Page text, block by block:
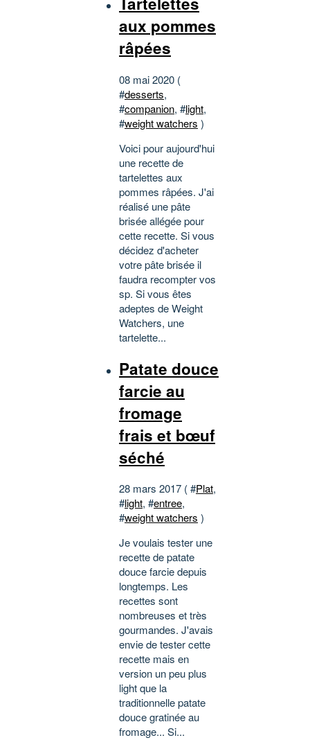
aux pommes
râpées
08 mai 2020 (
#desserts,
#companion, #light,
#weight watchers )
Voici pour aujourd'hui
une recette de
tartelettes aux
pommes râpées. J'ai
réalisé une pâte
brisée allégée pour
cette recette. Si vous
décidez d'acheter
votre pâte brisée il
faudra recompter vos
sp. Si vous êtes
adeptes de Weight
Watchers, une
tartelette...
Patate douce
farcie au
fromage
frais et bœuf
séché
28 mars 2017 ( #Plat,
#light, #entree,
#weight watchers )
Je voulais tester une
recette de patate
douce farcie depuis
longtemps. Les
recettes sont
nombreuses et très
gourmandes. J'avais
envie de tester cette
recette mais en
version un peu plus
light que la
traditionnelle patate
douce gratinée au
fromage... Si...